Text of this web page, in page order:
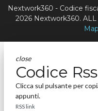
Nextwork360 - Codice
2026 Nextwork360. ALL
close
Codice Rss
Clicca sul pulsante per
appunti.
RSS link